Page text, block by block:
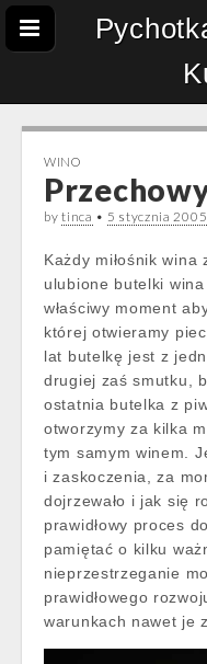
WINO
bytinca • 5 stycznia 2005
Każdy miłośnik
ulubione butelki
właściwy moment
której otwieramy
lat butelkę jest z
drugiej zaś smutku,
ostatnia butelka z
otworzymy za kilka
tym samym winem.
i zaskoczenia, za
dojrzewało i jak się
prawidłowy proces
pamiętać o kilku
nieprzestrzeganie
prawidłowego
warunkach nawet je